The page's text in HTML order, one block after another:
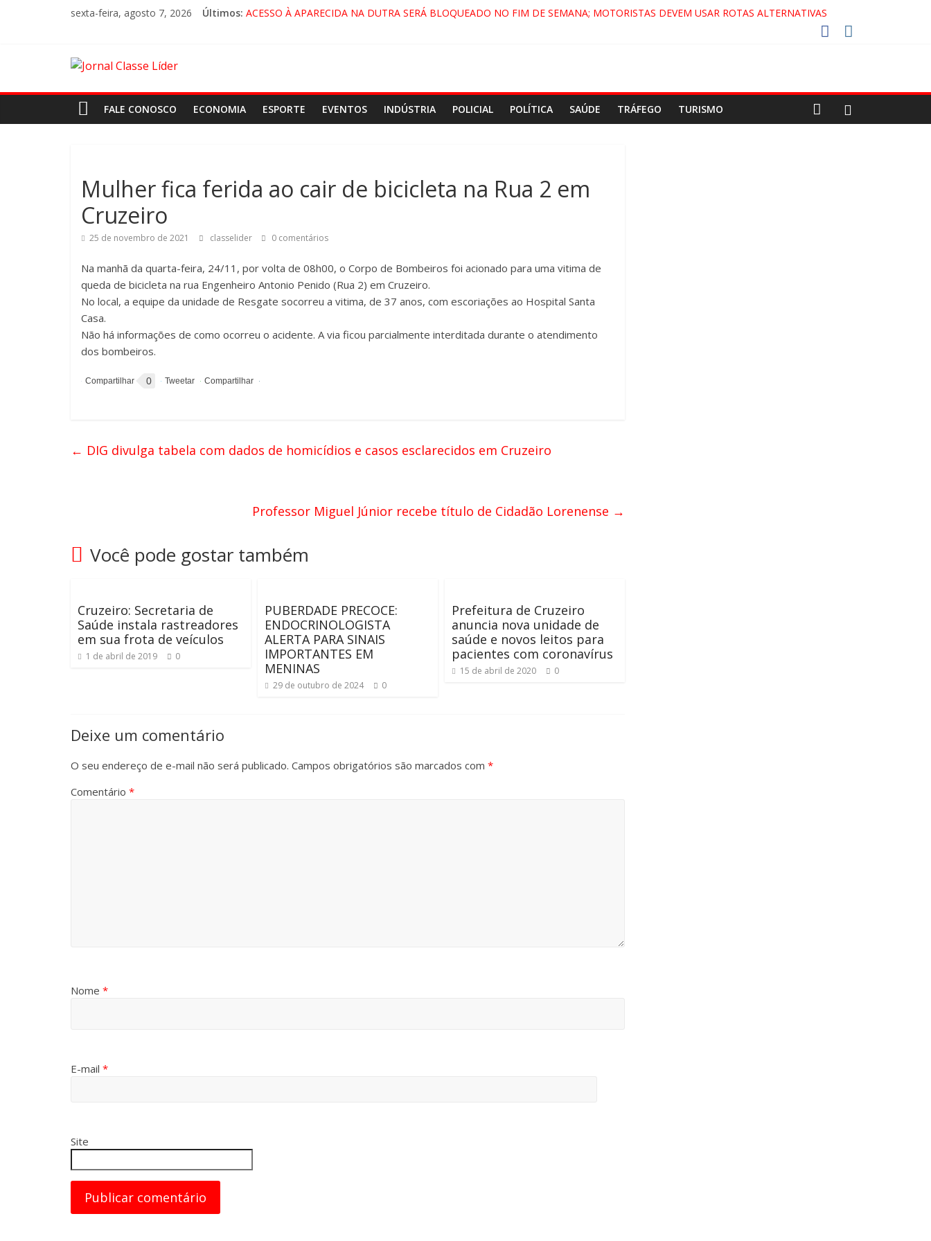
sexta-feira, agosto 7, 2026 Últimos: ACESSO À APARECIDA NA DUTRA SERÁ BLOQUEADO NO FIM DE SEMANA; MOTORISTAS DEVEM USAR ROTAS ALTERNATIVAS
FALE CONOSCO ECONOMIA ESPORTE EVENTOS INDÚSTRIA POLICIAL POLÍTICA SAÚDE TRÁFEGO TURISMO
Mulher fica ferida ao cair de bicicleta na Rua 2 em
Cruzeiro
25 de novembro de 2021 classelider 0 comentários
Na manhã da quarta-feira, 24/11, por volta de 08h00, o Corpo de Bombeiros foi acionado para uma vitima de
queda de bicicleta na rua Engenheiro Antonio Penido (Rua 2) em Cruzeiro.
No local, a equipe da unidade de Resgate socorreu a vitima, de 37 anos, com escoriações ao Hospital Santa
Casa.
Não há informações de como ocorreu o acidente. A via ficou parcialmente interditada durante o atendimento
dos bombeiros.
0
← DIG divulga tabela com dados de homicídios e casos esclarecidos em Cruzeiro
Professor Miguel Júnior recebe título de Cidadão Lorenense →
Você pode gostar também
Cruzeiro: Secretaria de
Saúde instala rastreadores
em sua frota de veículos
1 de abril de 2019 0
PUBERDADE PRECOCE:
ENDOCRINOLOGISTA
ALERTA PARA SINAIS
IMPORTANTES EM
MENINAS
29 de outubro de 2024 0
Prefeitura de Cruzeiro
anuncia nova unidade de
saúde e novos leitos para
pacientes com coronavírus
15 de abril de 2020 0
Deixe um comentário
O seu endereço de e-mail não será publicado. Campos obrigatórios são marcados com *
Comentário *
Nome *
E-mail *
Site